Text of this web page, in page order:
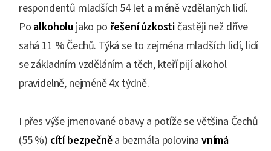
respondentů mladších 54 let a méně vzdělaných lidí.
Po alkoholu jako po řešení úzkostičastěji než dříve
sahá 11 % Čechů. Týká se to zejména mladších lidí, lidí
se základním vzděláním a těch, kteří pijí alkohol
pravidelně, nejméně 4x týdně.
I přes výše jmenované obavy a potíže se většina Čechů
(55 %) cítí bezpečněa bezmála polovina vnímá